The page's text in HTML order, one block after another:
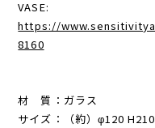
VASE:
https://
8160
材 質：ガラス
サイズ：（約）φ120